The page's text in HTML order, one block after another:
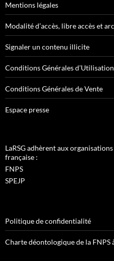
Mentions légales
Modalité d’accès, libre accès et
Signaler un contenu illicite
Conditions Générales d’Utilisation
Conditions Générales de Vente
Espace presse
LaRSG adhèrent aux
française :
FNPS
SPEJP
Politique de confidentialité
Charte déontologique de la FNPS